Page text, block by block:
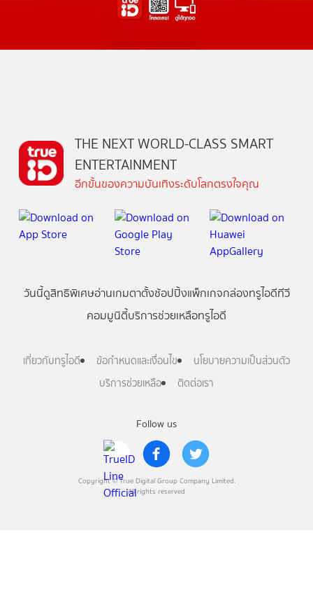
Follow us
Copyright © True Digital Group Company Limited.
All rights reserved
THE NEXT WORLD-CLASS SMART
ENTERTAINMENT
อีกขั้นของความบันเทิงระดับโลกตรงใจคุณ
วันนี้ดูสิทธิพิเศษอ่านเกมตาตั้งช้อปปิ้งแพ็กเกจกล่องทรูไอดีทีวี
คอมมูนิตี้บริการช่วยเหลือทรูไอดี
เกี่ยวกับทรูไอดี ข้อกำหนดและเงื่อนไข
นโยบายความเป็นส่วนตัว
บริการช่วยเหลือ
ติดต่อเรา